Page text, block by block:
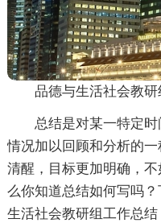
品德与生活社会教
总结是对某一特定
情况加以回顾和分析的
清醒，目标更加明确，
么你知道总结如何写吗
生活社会教研组工作总